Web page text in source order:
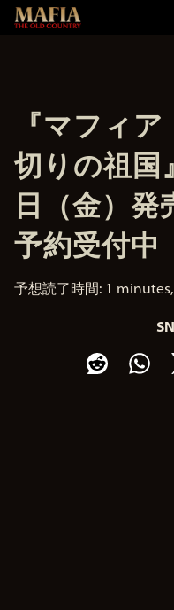
『マフィ
切りの祖国
日（金）発
予約受付中
予想読了時間 1